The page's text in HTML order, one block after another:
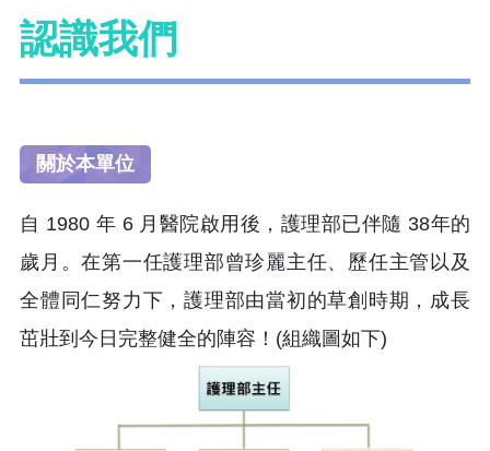
認識我們
關於本單位
自 1980 年 6 月醫院啟用後，護理部已伴隨 38年的
歲月。在第一任護理部曾珍麗主任、歷任主管以及
全體同仁努力下，護理部由當初的草創時期，成長
茁壯到今日完整健全的陣容！(組織圖如下)